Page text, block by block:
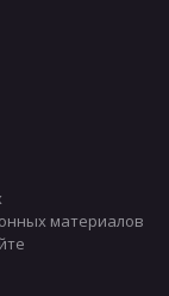
материалов